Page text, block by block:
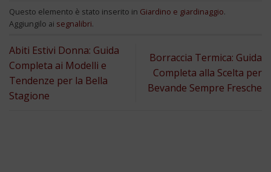
Questo elemento è stato inserito in Giardino e giardinaggio.
Aggiungilo ai segnalibri.
Abiti Estivi Donna: Guida
Completa ai Modelli e
Tendenze per la Bella
Stagione
Borraccia Termica: Guida
Completa alla Scelta per
Bevande Sempre Fresche